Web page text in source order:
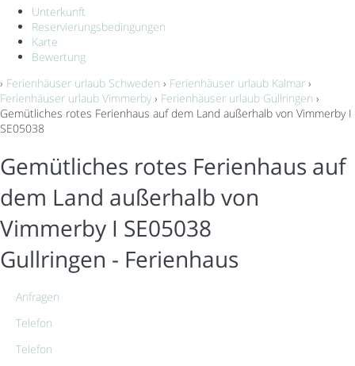
Unterkunft
Reservierungsbedingungen
Karte
Bewertung
› Ferienhäuser urlaub Schweden › Ferienhäuser urlaub Kalmar ›
Ferienhäuser urlaub Vimmerby › Ferienhäuser urlaub Gullringen ›
Gemütliches rotes Ferienhaus auf dem Land außerhalb von Vimmerby I
SE05038
Gemütliches rotes Ferienhaus auf
dem Land außerhalb von
Vimmerby I SE05038
Gullringen - Ferienhaus
Anfragen
Telefon
Telefon